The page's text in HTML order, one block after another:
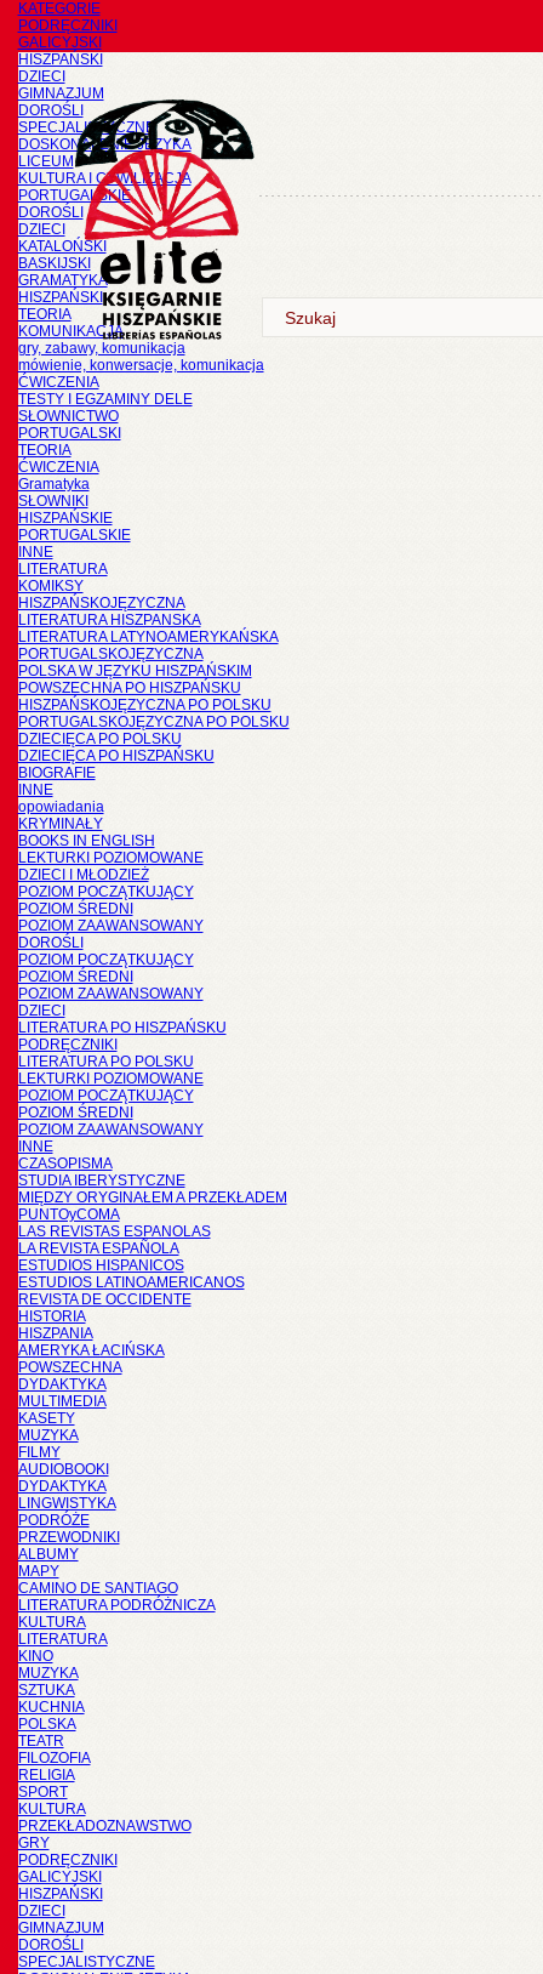
KATEGORIE
PODRĘCZNIKI
GALICYJSKI
HISZPAŃSKI
DZIECI
GIMNAZJUM
DOROŚLI
SPECJALISTYCZNE
DOSKONALENIE JĘZYKA
LICEUM
KULTURA I CYWILIZACJA
PORTUGALSKIE
DOROŚLI
DZIECI
KATALOŃSKI
BASKIJSKI
GRAMATYKA
HISZPAŃSKI
TEORIA
KOMUNIKACJA
gry, zabawy, komunikacja
mówienie, konwersacje, komunikacja
ĆWICZENIA
TESTY I EGZAMINY DELE
SŁOWNICTWO
PORTUGALSKI
TEORIA
ĆWICZENIA
Gramatyka
SŁOWNIKI
HISZPAŃSKIE
PORTUGALSKIE
INNE
LITERATURA
KOMIKSY
HISZPAŃSKOJĘZYCZNA
LITERATURA HISZPANSKA
LITERATURA LATYNOAMERYKAŃSKA
PORTUGALSKOJĘZYCZNA
POLSKA W JĘZYKU HISZPAŃSKIM
POWSZECHNA PO HISZPAŃSKU
HISZPAŃSKOJĘZYCZNA PO POLSKU
PORTUGALSKOJĘZYCZNA PO POLSKU
DZIECIĘCA PO POLSKU
DZIECIĘCA PO HISZPAŃSKU
BIOGRAFIE
INNE
opowiadania
KRYMINAŁY
BOOKS IN ENGLISH
LEKTURKI POZIOMOWANE
DZIECI I MŁODZIEŻ
POZIOM POCZĄTKUJĄCY
POZIOM ŚREDNI
POZIOM ZAAWANSOWANY
DOROŚLI
POZIOM POCZĄTKUJĄCY
POZIOM ŚREDNI
POZIOM ZAAWANSOWANY
DZIECI
LITERATURA PO HISZPAŃSKU
PODRĘCZNIKI
LITERATURA PO POLSKU
LEKTURKI POZIOMOWANE
POZIOM POCZĄTKUJĄCY
POZIOM ŚREDNI
POZIOM ZAAWANSOWANY
INNE
CZASOPISMA
STUDIA IBERYSTYCZNE
MIĘDZY ORYGINAŁEM A PRZEKŁADEM
PUNTOyCOMA
LAS REVISTAS ESPANOLAS
LA REVISTA ESPAÑOLA
ESTUDIOS HISPANICOS
ESTUDIOS LATINOAMERICANOS
REVISTA DE OCCIDENTE
HISTORIA
HISZPANIA
AMERYKA ŁACIŃSKA
POWSZECHNA
DYDAKTYKA
MULTIMEDIA
KASETY
MUZYKA
FILMY
AUDIOBOOKI
DYDAKTYKA
LINGWISTYKA
PODRÓŻE
PRZEWODNIKI
ALBUMY
MAPY
CAMINO DE SANTIAGO
LITERATURA PODRÓŻNICZA
KULTURA
LITERATURA
KINO
MUZYKA
SZTUKA
KUCHNIA
POLSKA
TEATR
FILOZOFIA
RELIGIA
SPORT
KULTURA
PRZEKŁADOZNAWSTWO
GRY
PODRĘCZNIKI
GALICYJSKI
HISZPAŃSKI
DZIECI
GIMNAZJUM
DOROŚLI
SPECJALISTYCZNE